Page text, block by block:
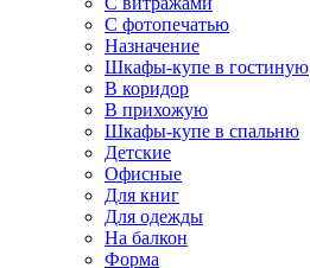
С фотопечатью
Назначение
Шкафы-купе в гостиную
В коридор
В прихожую
Шкафы-купе в спальню
Детские
Офисные
Для книг
Для одежды
На балкон
Форма